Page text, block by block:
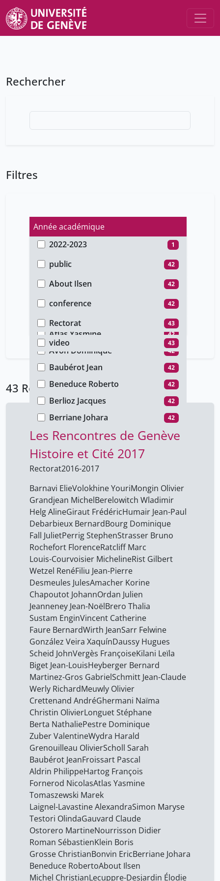
Rechercher
Filtres
Année académique
2022-2023
1
2016-2017 42
Type d'accès
public
42
unige_restricted 1
Auteur
About Ilsen
42
Aldrin Philippe 42
42
Atlas Yasmine 42
Avon Dominique 42
Baubérot Jean 42
Beneduce Roberto 42
Berlioz Jacques 42
Berriane Johara 42
Berta Nathalie 42
Berti Silvia
Biget Jean-Louis
Bonvin Eric 42
Bourg Dominique 42
Brero Thalia
Bujard Marianne 42
Chapoutot Johann
Christin Olivier
Cohen Yves
Crettenand André
Daussy Hugues
Debarbieux Bernard
Desmeules Jules 42
Domenach Jean-Luc
Dunon Jérémy
Fall Juliet
Faure Bernard
Filiu Jean-Pierre
Fornerod Nicolas
Froissart Pascal
Férat Victor
Gauvard Claude
Ghermani Naïma
González Veira Xaquín
Grenouilleau Olivier 42
Grosse Christian
Type de document
conference
42
cours 1
Faculté
Rectorat
43
Type de média
video
43
43 Résultats
Les Rencontres de Genève
Histoire et Cité 2017
Rectorat2016-2017
Barnavi ElieVolokhine YouriMongin Olivier
Grandjean MichelBerelowitch Wladimir
Helg AlineGiraut FrédéricHumair Jean-Paul
Debarbieux BernardBourg Dominique
Fall JulietPerrig StephenStrasser Bruno
Rochefort FlorenceRatcliff Marc
Louis-Courvoisier MichelineRist Gilbert
Wetzel RenéFiliu Jean-Pierre
Desmeules JulesAmacher Korine
Chapoutot JohannOrdan Julien
Jeanneney Jean-NoëlBrero Thalia
Sustam EnginVincent Catherine
Faure BernardWirth JeanSarr Felwine
González Veira XaquínDaussy Hugues
Scheid JohnVergès FrançoiseKilani Leïla
Biget Jean-LouisHeyberger Bernard
Martinez-Gros GabrielSchmitt Jean-Claude
Werly RichardMeuwly Olivier
Crettenand AndréGhermani Naïma
Christin OlivierLonguet Stéphane
Berta NathaliePestre Dominique
Zuber ValentineWydra Harald
Grenouilleau OlivierScholl Sarah
Baubérot JeanFroissart Pascal
Aldrin PhilippeHartog François
Fornerod NicolasAtlas Yasmine
Tomaszewski Marek
Laignel-Lavastine AlexandraSimon Maryse
Testori OlindaGauvard Claude
Ostorero MartineNourrisson Didier
Roman SébastienKlein Boris
Grosse ChristianBonvin EricBerriane Johara
Beneduce RobertoAbout Ilsen
Michel ChristianLecuppre-Desjardin Élodie